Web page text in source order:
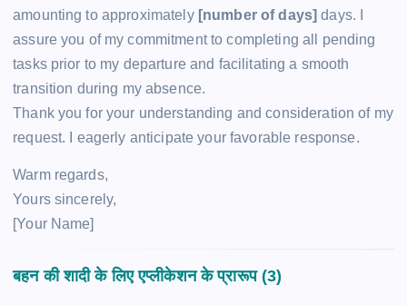
amounting to approximately [number of days]days. I
assure you of my commitment to completing all pending
tasks prior to my departure and facilitating a smooth
transition during my absence.
Thank you for your understanding and consideration of my
request. I eagerly anticipate your favorable response.
Warm regards,
Yours sincerely,
[Your Name]
बहन की शादी के लिए एप्लीकेशन के प्रारूप (3)